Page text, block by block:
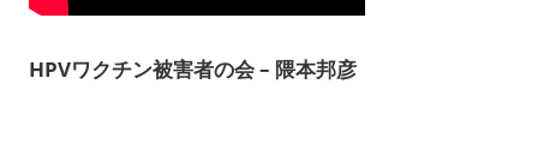
HPVワクチン被害者の会 – 隈本邦彦